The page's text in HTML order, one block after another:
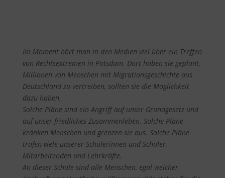
Im Moment hört man in den Medien viel über ein Treffen
von Rechtsextremen in Potsdam. Dort haben sie geplant,
Millionen von Menschen mit Migrationsgeschichte aus
Deutschland zu vertreiben, sollten sie die Möglichkeit
dazu haben.
Solche Pläne sind ein Angriff auf unser Grundgesetz und
auf unser friedliches Zusammenleben. Solche Pläne
kränken Menschen und grenzen sie aus. Solche Pläne
träfen viele unserer Schülerinnen und Schüler,
Mitarbeitenden und Lehrkräfte.
An dieser Schule sind alle Menschen, egal welcher